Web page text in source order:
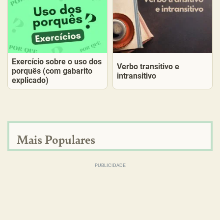
Exercício sobre o uso dos
porquês (com gabarito
explicado)
Verbo transitivo e
intransitivo
Mais Populares